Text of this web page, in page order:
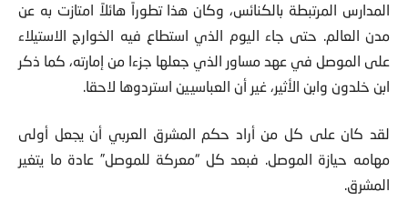
المدارس المرتبطة بالكنائس، وكان هذا تطوراً هائلاً امتازت به عن
مدن العالم. حتى جاء اليوم الذي استطاع فيه الخوارج الاستيلاء
على الموصل في عهد مساور الذي جعلها جزءا من إمارته، كما ذكر
ابن خلدون وابن الأثير، غير أن العباسيين استردوها لاحقا.
لقد كان على كل من أراد حكم المشرق العربي أن يجعل أولى
مهامه حيازة الموصل. فبعد كل “معركة للموصل” عادة ما يتغير
المشرق.